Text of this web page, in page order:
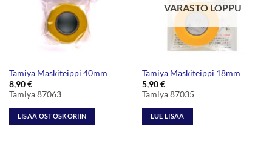
Tamiya Maskiteippi 40mm
8,90€
Tamiya 87063
LISÄÄ OSTOSKORIIN
VARASTO LOPPU
Tamiya Maskiteippi 18mm
5,90€
Tamiya 87035
LUE LISÄÄ